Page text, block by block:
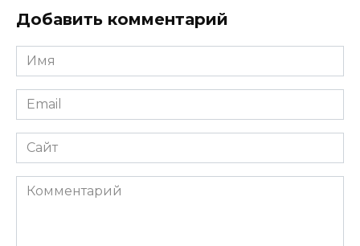
Добавить комментарий
Имя
*
Email
*
Сайт
Комментарий